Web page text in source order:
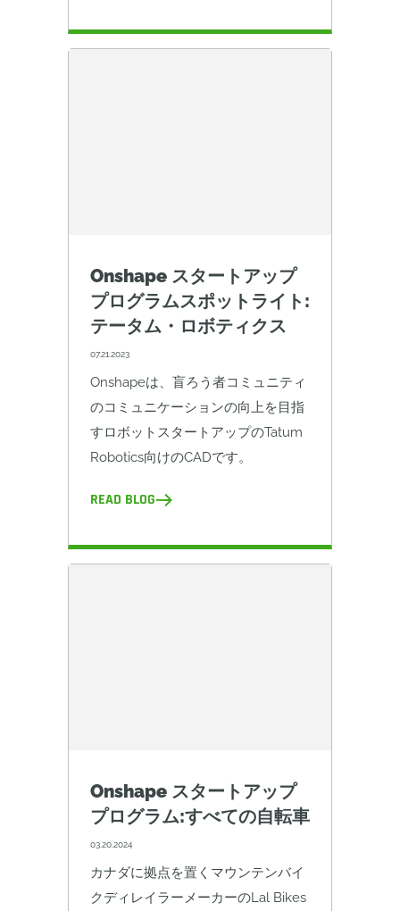
Onshape スタートアップ
プログラムスポットライト:
テータム・ロボティクス
07.21.2023
Onshapeは、盲ろう者コミュニティ
のコミュニケーションの向上を目指
すロボットスタートアップのTatum
Robotics向けのCADです。
READ BLOG
Onshape スタートアップ
プログラム:すべての自転車
03.20.2024
カナダに拠点を置くマウンテンバイ
クディレイラーメーカーのLal Bikes